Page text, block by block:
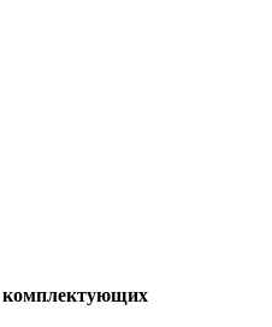
комплектующих